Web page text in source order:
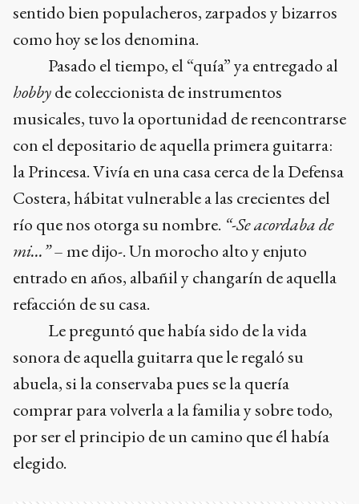
sentido bien populacheros, zarpados y bizarros
como hoy se los denomina.
Pasado el tiempo, el “quía” ya entregado al
hobbyde coleccionista de instrumentos
musicales, tuvo la oportunidad de reencontrarse
con el depositario de aquella primera guitarra:
la Princesa. Vivía en una casa cerca de la Defensa
Costera, hábitat vulnerable a las crecientes del
río que nos otorga su nombre. “-Se acordaba de
mi…”– me dijo-. Un morocho alto y enjuto
entrado en años, albañil y changarín de aquella
refacción de su casa.
Le preguntó que había sido de la vida
sonora de aquella guitarra que le regaló su
abuela, si la conservaba pues se la quería
comprar para volverla a la familia y sobre todo,
por ser el principio de un camino que él había
elegido.